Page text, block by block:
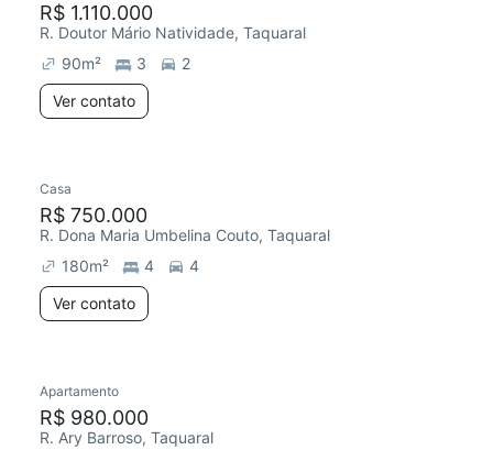
R$ 1.110.000
R. Doutor Mário Natividade, Taquaral
90m² 3
2
Ver contato
Casa
R$ 750.000
R. Dona Maria Umbelina Couto, Taquaral
180m² 4
4
Ver contato
Apartamento
R$ 980.000
R. Ary Barroso, Taquaral